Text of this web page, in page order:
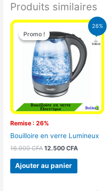
Produits similaires
26%
Promo !
Remise : 26%
Promo !
Bouilloire en verre Lumineux
16.900CFA
Le
prix
initial
16.900 CFA.
12.500CFA
Le
prix
actuel
est :
12.500 CFA.
Ajouter au panier